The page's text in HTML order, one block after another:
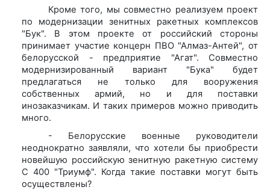
Кроме того, мы совместно реализуем проект
по модернизации зенитных ракетных комплексов
"Бук". В этом проекте от российский стороны
принимает участие концерн ПВО "Алмаз-Антей", от
белорусской - предприятие "Агат". Совместно
модернизированный вариант "Бука" будет
предлагаться не только для вооружения
собственных армий, но и для поставки
инозаказчикам. И таких примеров можно приводить
много.
- Белорусские военные руководители
неоднократно заявляли, что хотели бы приобрести
новейшую российскую зенитную ракетную систему
С 400 "Триумф". Когда такие поставки могут быть
осуществлены?